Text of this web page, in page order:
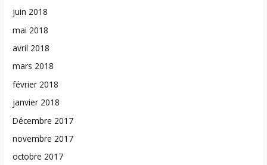
juin 2018
mai 2018
avril 2018
mars 2018
février 2018
janvier 2018
Décembre 2017
novembre 2017
octobre 2017